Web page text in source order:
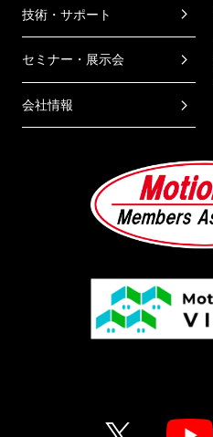
技術・サポート
セミナー・展示会
会社情報